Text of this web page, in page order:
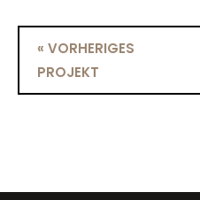
« VORHERIGES
PROJEKT